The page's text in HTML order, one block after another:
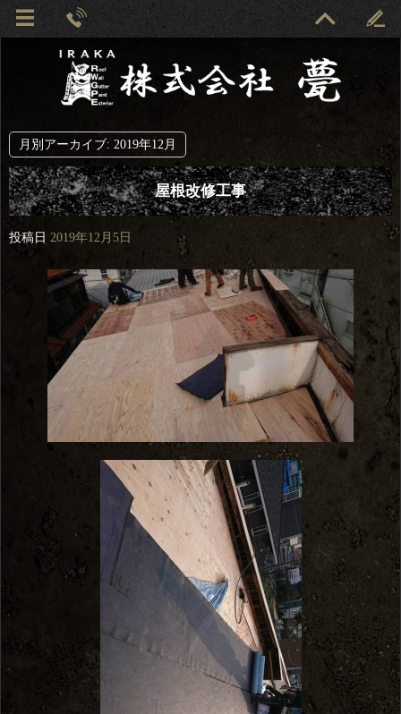
月別アーカイブ: 2019年12月
屋根改修工事
投稿日 2019年12月5日